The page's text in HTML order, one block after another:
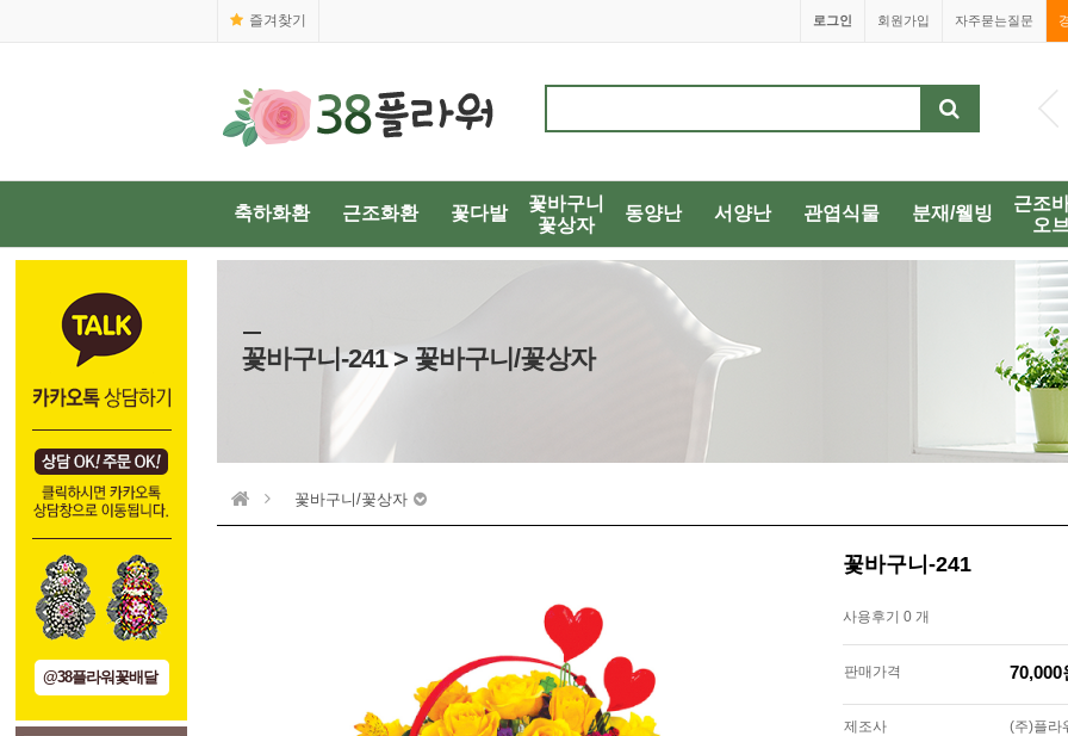
즐겨찾기 자주묻는질문
회원가입
로그인
축하화환 근조화환 꽃다발
꽃바구니
꽃상자
동양난 서양난 관엽식물 분재/웰빙
근조
오
@38플라워꽃배달
꽃바구니-241 > 꽃바구니/꽃상자
꽃바구니/꽃상자
꽃바구니-241
사용후기 0 개
판매가격 70,000
제조사 (주)플라